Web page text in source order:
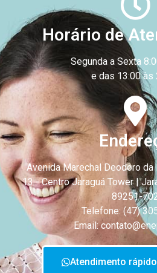
Horário de
Segunda a Sexta
e das 13:00 às
Avenida Marechal Deodoro da
13 - Centro Jaraguá Tower |
89251-
Telefone: (47)
Email:
Atendimento